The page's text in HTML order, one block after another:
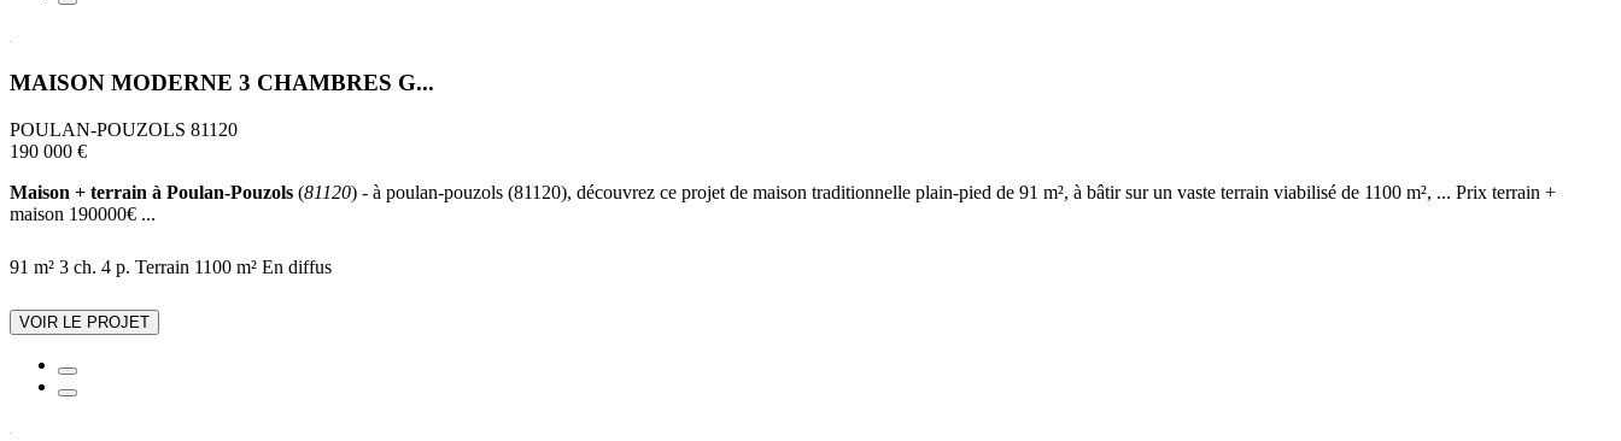
MAISON MODERNE 3 CHAMBRES G...
POULAN-POUZOLS 81120
190 000 €
Maison + terrain à Poulan-Pouzols (81120) - à poulan-pouzols (81120), découvrez ce projet de maison traditionnelle plain-pied de 91 m², à bâtir sur un vaste terrain viabilisé de 1100 m², ... Prix terrain +
maison 190000€ ...
91 m² 3 ch. 4 p. Terrain 1100 m² En diffus
VOIR LE PROJET